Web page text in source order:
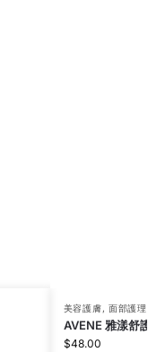
美容護膚, 面部護理
AVENE 雅漾舒
$48.00